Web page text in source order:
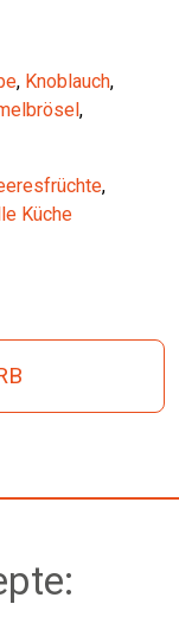
, Knoblauch,
,
,
Küche